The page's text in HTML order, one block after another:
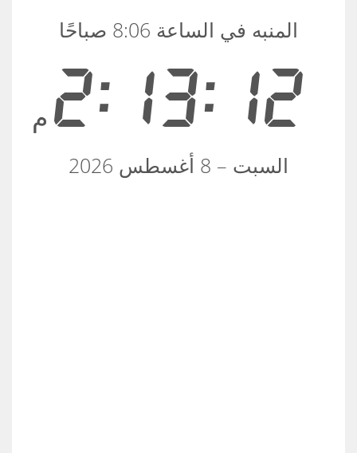
2:13:12 م
المنبه في الساعة 8:06 صباحًا
السبت – 8 أغسطس 2026